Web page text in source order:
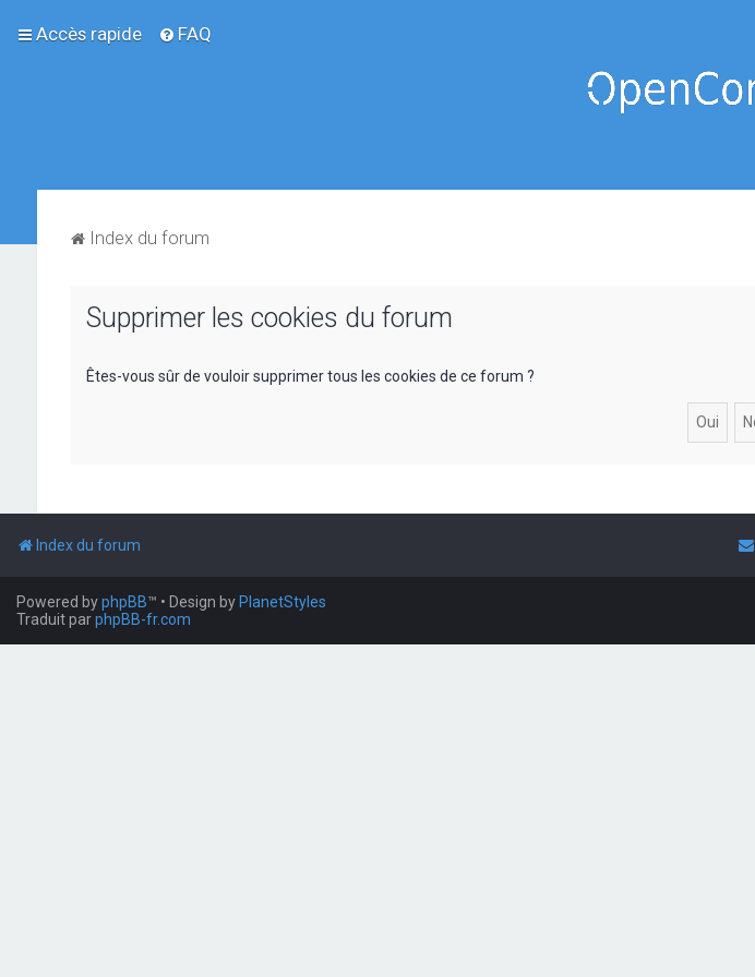
Accès rapide FAQ
Index du forum
Supprimer les cookies du forum
Êtes-vous sûr de vouloir supprimer tous les cookies de ce forum ?
Index du forum
Powered byphpBB™ • Design by PlanetStyles
Traduit parphpBB-fr.com